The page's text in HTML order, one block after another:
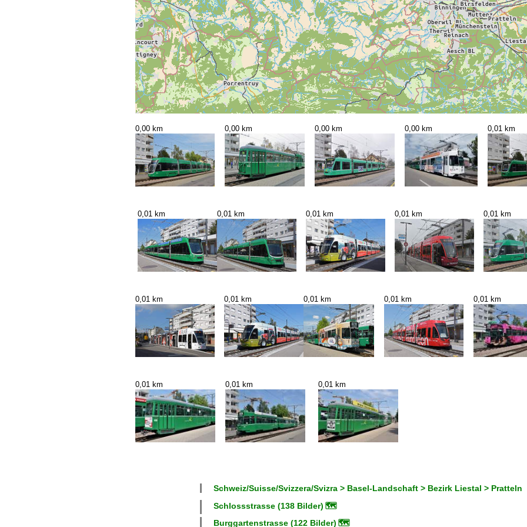
0,00 km 0,00 km 0,00 km 0,00 km 0,01 km
0,01 km 0,01 km 0,01 km 0,01 km 0,01 km
0,01 km 0,01 km 0,01 km 0,01 km 0,01 km
0,01 km 0,01 km 0,01 km
Schweiz/Suisse/Svizzera/Svizra > Basel-Landschaft > Bezirk Liestal > Pratteln
Schlossstrasse (138 Bilder) 🗺
Burggartenstrasse (122 Bilder) 🗺